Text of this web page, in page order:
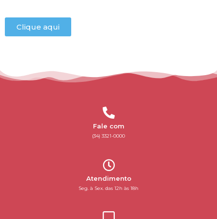
Clique aqui
Fale com
(34) 3321-0000
Atendimento
Seg. à Sex. das 12h às 18h